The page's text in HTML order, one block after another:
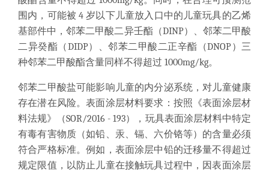
围内，可能被 4 岁以下儿童放入口中的儿童玩具的乙烯
基部件中，邻苯二甲酸二异壬酯（DINP）、邻苯二甲酸
二异癸酯（DIDP）、邻苯二甲酸二正辛酯（DNOP）三
种邻苯二甲酸酯含量同样不得超过 1000mg/kg。
邻苯二甲酸盐可能影响儿童的内分泌系统，对儿童健康
存在潜在风险。表面涂层材料要求：按照《表面涂层材
料法规》（SOR/2016 - 193），玩具表面涂层材料中特定
有毒有害物质（如铅、汞、镉、六价铬等）的含量必须
符合严格标准。例如，表面涂层中铅的迁移量不得超过
规定限值，以防止儿童在接触玩具过程中，因表面涂层